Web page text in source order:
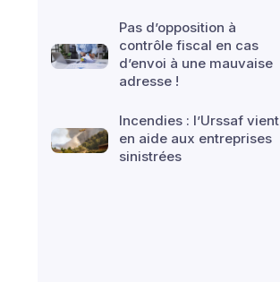
Pas d’opposition à
contrôle fiscal en cas
d’envoi à une mauvaise
adresse !
Incendies : l’Urssaf vient
en aide aux entreprises
sinistrées